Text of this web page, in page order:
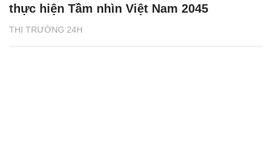
THỊ TRƯỜNG 24H
thực hiện Tầm nhìn Việt Nam 2045